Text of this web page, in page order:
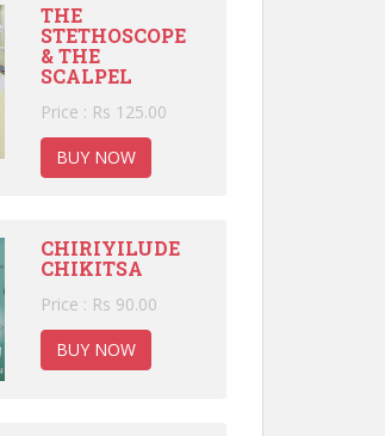
THE
STETHOSCOPE
& THE
SCALPEL
Price : Rs 125.00
BUY NOW
CHIRIYILUDE
CHIKITSA
Price : Rs 90.00
BUY NOW